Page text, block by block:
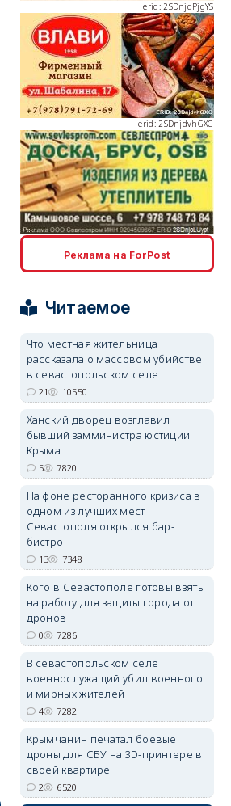
erid: 2SDnjdPjgYS
erid: 2SDnjdvhGXG
erid: 2SDnjcLUypt
erid: 2SDnjcrDNw6
erid: 2SDnjdPjgYS
erid: 2SDnjdvhGXG
Реклама на ForPost
Читаемое
Что местная жительница
рассказала о массовом убийстве
в севастопольском селе
21 10550
Ханский дворец возглавил
бывший замминистра юстиции
Крыма
5 7820
На фоне ресторанного кризиса в
одном из лучших мест
Севастополя открылся бар-
бистро
13 7348
Кого в Севастополе готовы взять
на работу для защиты города от
дронов
0 7286
В севастопольском селе
военнослужащий убил военного
и мирных жителей
4 7282
Крымчанин печатал боевые
дроны для СБУ на 3D-принтере в
своей квартире
2 6520